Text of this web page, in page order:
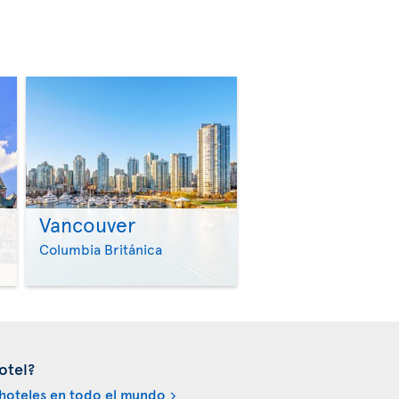
>
Vancouver
Columbia Británica
en todo el mundo